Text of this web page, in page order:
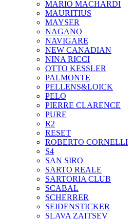
MARIO MACHARDI
MAURITIUS
MAYSER
NAGANO
NAVIGARE
NEW CANADIAN
NINA RICCI
OTTO KESSLER
PALMONTE
PELLENS&LOICK
PELO
PIERRE CLARENCE
PURE
R2
RESET
ROBERTO CORNELLI
S4
SAN SIRO
SARTO REALE
SARTORIA CLUB
SCABAL
SCHERRER
SEIDENSTICKER
SLAVA ZAITSEV